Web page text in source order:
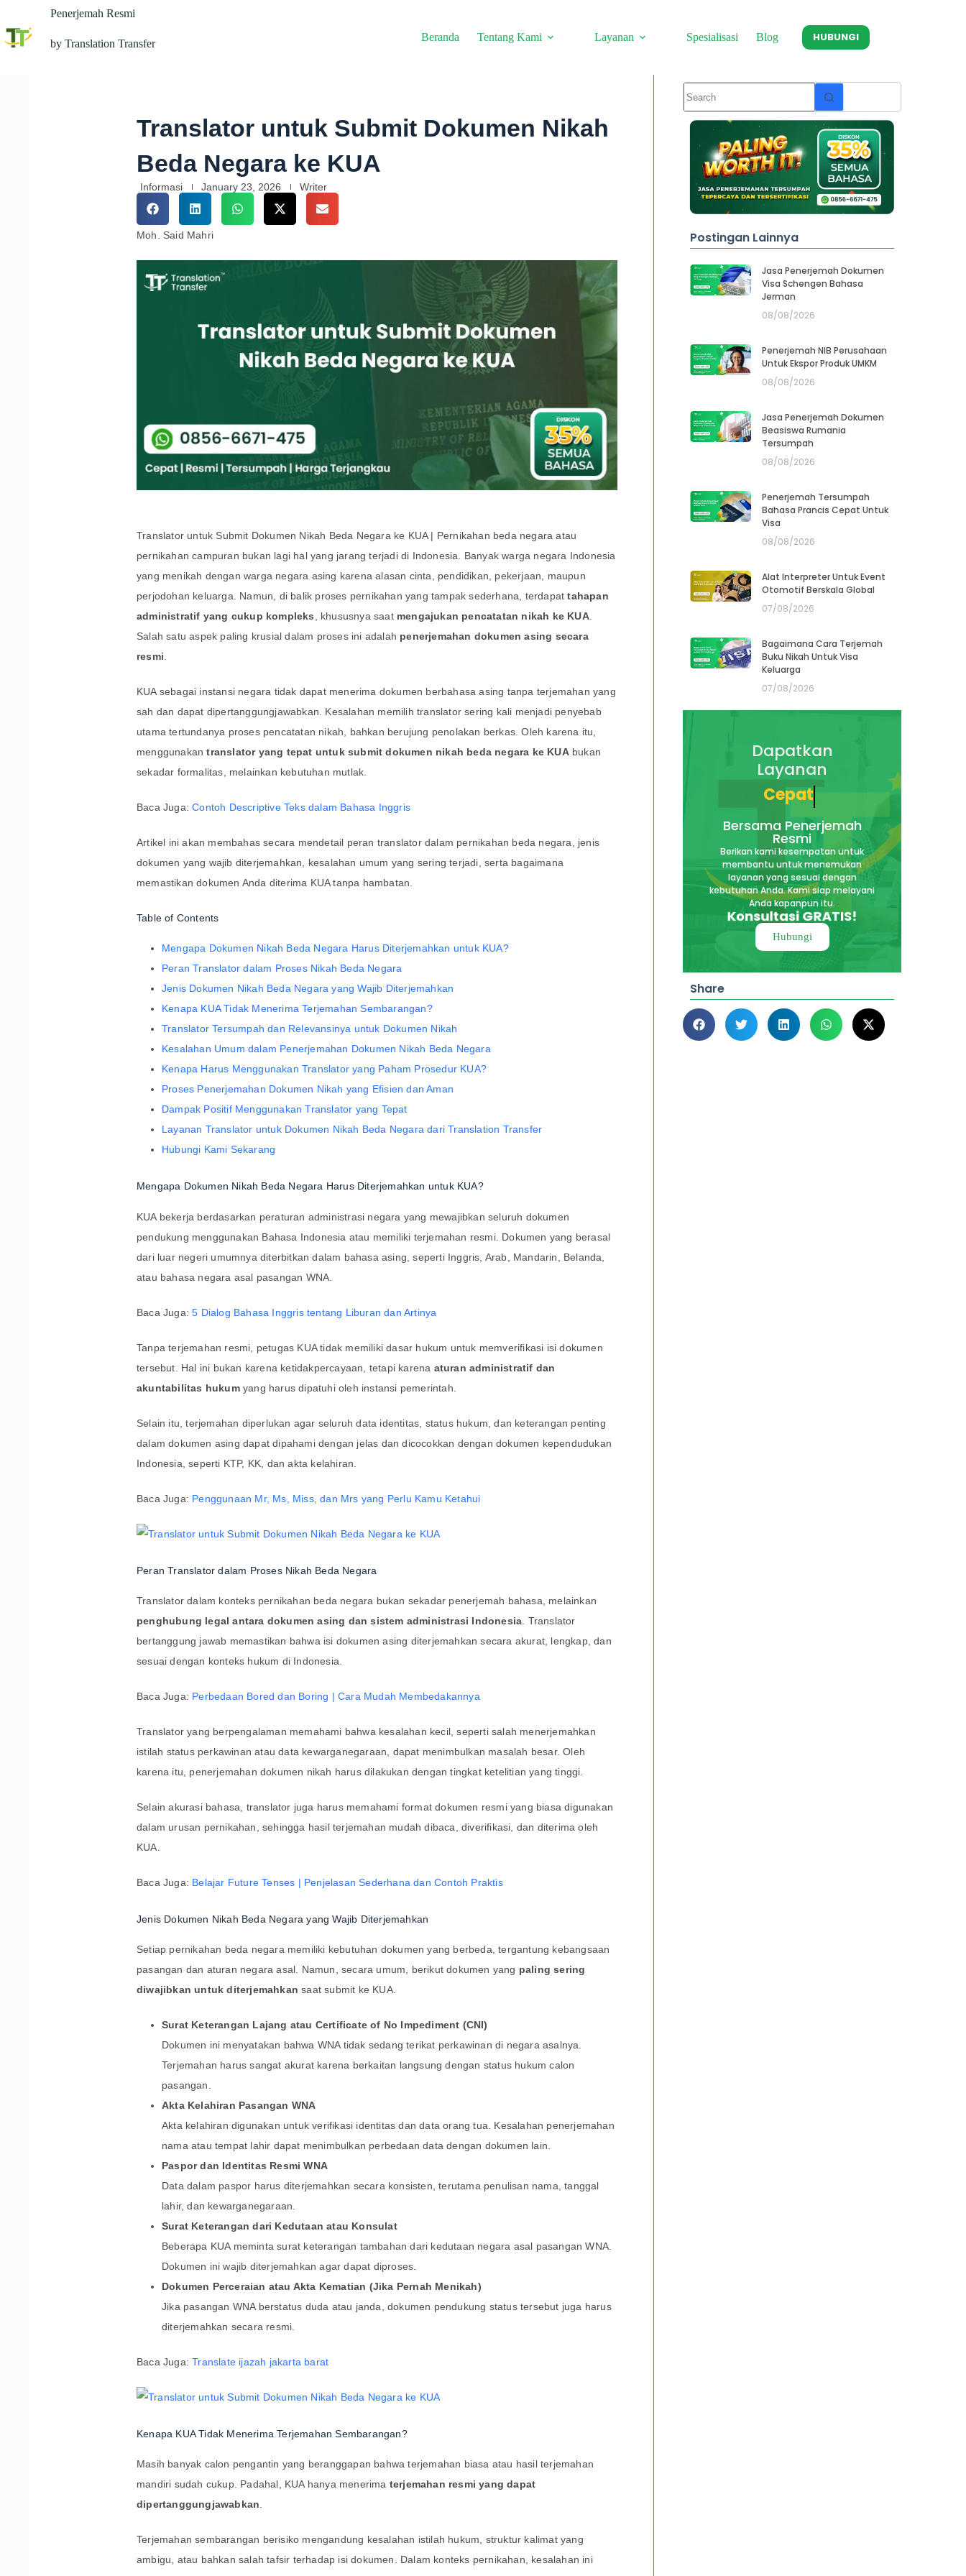
Penerjemah Resmi
by Translation Transfer
Beranda Tentang Kami Layanan Spesialisasi Blog HUBUNGI
Translator untuk Submit Dokumen Nikah
Beda Negara ke KUA
Informasi January 23, 2026 Writer
Moh. Said Mahri
Translator untuk Submit Dokumen Nikah Beda Negara ke KUA | Pernikahan beda negara atau
pernikahan campuran bukan lagi hal yang jarang terjadi di Indonesia. Banyak warga negara Indonesia
yang menikah dengan warga negara asing karena alasan cinta, pendidikan, pekerjaan, maupun
perjodohan keluarga. Namun, di balik proses pernikahan yang tampak sederhana, terdapattahapan
administratif yang cukup kompleks
, khususnya saat mengajukan pencatatan nikah ke KUA.
Salah satu aspek paling krusial dalam proses ini adalah penerjemahan dokumen asing secara
resmi
KUA sebagai instansi negara tidak dapat menerima dokumen berbahasa asing tanpa terjemahan yang
sah dan dapat dipertanggungjawabkan. Kesalahan memilih translator sering kali menjadi penyebab
utama tertundanya proses pencatatan nikah, bahkan berujung penolakan berkas. Oleh karena itu,
menggunakantranslator yang tepat untuk submit dokumen nikah beda negara ke KUAbukan
sekadar formalitas, melainkan kebutuhan mutlak.
Baca Juga:Contoh Descriptive Teks dalam Bahasa Inggris
Artikel ini akan membahas secara mendetail peran translator dalam pernikahan beda negara, jenis
dokumen yang wajib diterjemahkan, kesalahan umum yang sering terjadi, serta bagaimana
memastikan dokumen Anda diterima KUA tanpa hambatan.
Table of Contents
Mengapa Dokumen Nikah Beda Negara Harus Diterjemahkan untuk KUA?
Peran Translator dalam Proses Nikah Beda Negara
Jenis Dokumen Nikah Beda Negara yang Wajib Diterjemahkan
Kenapa KUA Tidak Menerima Terjemahan Sembarangan?
Translator Tersumpah dan Relevansinya untuk Dokumen Nikah
Kesalahan Umum dalam Penerjemahan Dokumen Nikah Beda Negara
Kenapa Harus Menggunakan Translator yang Paham Prosedur KUA?
Proses Penerjemahan Dokumen Nikah yang Efisien dan Aman
Dampak Positif Menggunakan Translator yang Tepat
Layanan Translator untuk Dokumen Nikah Beda Negara dari Translation Transfer
Hubungi Kami Sekarang
Mengapa Dokumen Nikah Beda Negara Harus Diterjemahkan untuk KUA?
KUA bekerja berdasarkan peraturan administrasi negara yang mewajibkan seluruh dokumen
pendukung menggunakan Bahasa Indonesia atau memiliki terjemahan resmi. Dokumen yang berasal
dari luar negeri umumnya diterbitkan dalam bahasa asing, seperti Inggris, Arab, Mandarin, Belanda,
atau bahasa negara asal pasangan WNA.
Baca Juga:5 Dialog Bahasa Inggris tentang Liburan dan Artinya
Tanpa terjemahan resmi, petugas KUA tidak memiliki dasar hukum untuk memverifikasi isi dokumen
tersebut. Hal ini bukan karena ketidakpercayaan, tetapi karena aturan administratif dan
akuntabilitas hukumyang harus dipatuhi oleh instansi pemerintah.
Selain itu, terjemahan diperlukan agar seluruh data identitas, status hukum, dan keterangan penting
dalam dokumen asing dapat dipahami dengan jelas dan dicocokkan dengan dokumen kependudukan
Indonesia, seperti KTP, KK, dan akta kelahiran.
Baca Juga: Penggunaan Mr, Ms, Miss, dan Mrs yang Perlu Kamu Ketahui
Peran Translator dalam Proses Nikah Beda Negara
Translator dalam konteks pernikahan beda negara bukan sekadar penerjemah bahasa, melainkan
penghubung legal antara dokumen asing dan sistem administrasi Indonesia . Translator
bertanggung jawab memastikan bahwa isi dokumen asing diterjemahkan secara akurat, lengkap, dan
sesuai dengan konteks hukum di Indonesia.
Baca Juga: Perbedaan Bored dan Boring | Cara Mudah Membedakannya
Translator yang berpengalaman memahami bahwa kesalahan kecil, seperti salah menerjemahkan
istilah status perkawinan atau data kewarganegaraan, dapat menimbulkan masalah besar. Oleh
karena itu, penerjemahan dokumen nikah harus dilakukan dengan tingkat ketelitian yang tinggi.
Selain akurasi bahasa, translator juga harus memahami format dokumen resmi yang biasa digunakan
dalam urusan pernikahan, sehingga hasil terjemahan mudah dibaca, diverifikasi, dan diterima oleh
KUA.
Baca Juga: Belajar Future Tenses | Penjelasan Sederhana dan Contoh Praktis
Jenis Dokumen Nikah Beda Negara yang Wajib Diterjemahkan
Setiap pernikahan beda negara memiliki kebutuhan dokumen yang berbeda, tergantung kebangsaan
pasangan dan aturan negara asal. Namun, secara umum, berikut dokumen yang paling sering
diwajibkan untuk diterjemahkan saat submit ke KUA.
Surat Keterangan Lajang atau Certificate of No Impediment (CNI)
Dokumen ini menyatakan bahwa WNA tidak sedang terikat perkawinan di negara asalnya.
Terjemahan harus sangat akurat karena berkaitan langsung dengan status hukum calon
pasangan.
Akta Kelahiran Pasangan WNA
Akta kelahiran digunakan untuk verifikasi identitas dan data orang tua. Kesalahan penerjemahan
nama atau tempat lahir dapat menimbulkan perbedaan data dengan dokumen lain.
Paspor dan Identitas Resmi WNA
Data dalam paspor harus diterjemahkan secara konsisten, terutama penulisan nama, tanggal
lahir, dan kewarganegaraan.
Surat Keterangan dari Kedutaan atau Konsulat
Beberapa KUA meminta surat keterangan tambahan dari kedutaan negara asal pasangan WNA.
Dokumen ini wajib diterjemahkan agar dapat diproses.
Dokumen Perceraian atau Akta Kematian (Jika Pernah Menikah)
Jika pasangan WNA berstatus duda atau janda, dokumen pendukung status tersebut juga harus
diterjemahkan secara resmi.
Baca Juga:Translate ijazah jakarta barat
Kenapa KUA Tidak Menerima Terjemahan Sembarangan?
Masih banyak calon pengantin yang beranggapan bahwa terjemahan biasa atau hasil terjemahan
mandiri sudah cukup. Padahal, KUA hanya menerima terjemahan resmi yang dapat
dipertanggungjawabkan
Terjemahan sembarangan berisiko mengandung kesalahan istilah hukum, struktur kalimat yang
ambigu, atau bahkan salah tafsir terhadap isi dokumen. Dalam konteks pernikahan, kesalahan ini
Postingan Lainnya
Jasa Penerjemah Dokumen
Visa Schengen Bahasa
Jerman
08/08/2026
Penerjemah NIB Perusahaan
Untuk Ekspor Produk UMKM
08/08/2026
Jasa Penerjemah Dokumen
Beasiswa Rumania
Tersumpah
08/08/2026
Penerjemah Tersumpah
Bahasa Prancis Cepat Untuk
Visa
08/08/2026
Alat Interpreter Untuk Event
Otomotif Berskala Global
07/08/2026
Bagaimana Cara Terjemah
Buku Nikah Untuk Visa
Keluarga
07/08/2026
Dapatkan
Layanan
Cepat
Bersama Penerjemah
Resmi
Berikan kami kesempatan untuk
membantu untuk menemukan
layanan yang sesuai dengan
kebutuhan Anda. Kami siap melayani
Anda kapanpun itu.
Konsultasi GRATIS!
Hubungi
Share